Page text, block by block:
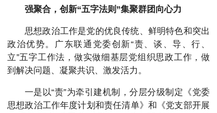
强聚合，创新“五字法则”集聚群团向心力
思想政治工作是党的优良传统、鲜明特色和突出
政治优势。广东联通党委创新“责、谈、导、行、
立”五字工作法，做实做细基层党组织思政工作，做
到解决问题、凝聚共识、激发活力。
一是以“责”为牵引建机制，分层分级制定《党委
思想政治工作年度计划和责任清单》和《党支部开展